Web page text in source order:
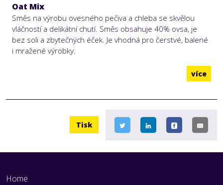
Oat Mix
Směs na výrobu ovesného pečiva a chleba se skvělou
vláčností a delikátní chutí. Směs obsahuje 40% ovsa, je
bez soli a zbytečných éček. Je vhodná pro čerstvé, balené
i mražené výrobky.
více
Tisk
Home